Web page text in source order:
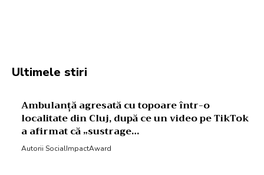
Ultimele stiri
Ambulanță agresată cu topoare într-o
localitate din Cluj, după ce un video pe TikTok
a afirmat că „sustrage…
Autorii SocialImpactAward